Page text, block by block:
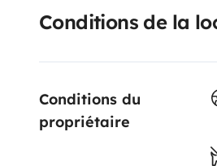
Conditions de la
Conditions du
propriétaire